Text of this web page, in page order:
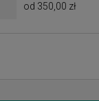
od 350,00 zł